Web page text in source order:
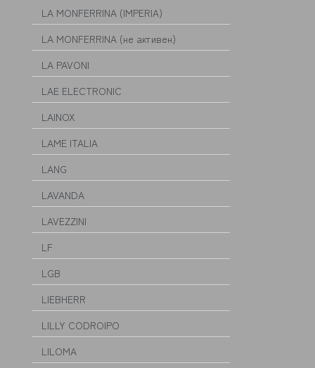
LA MONFERRINA (IMPERIA)
LA MONFERRINA (не активен)
LA PAVONI
LAE ELECTRONIC
LAINOX
LAME ITALIA
LANG
LAVANDA
LAVEZZINI
LF
LGB
LIEBHERR
LILLY CODROIPO
LILOMA